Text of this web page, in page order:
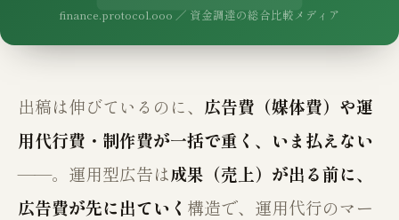
finance.protocol.ooo ／ 資金調達の総合比較メディア
出稿は伸びているのに、 広告費（媒体費）や運
用代行費・制作費が一括で重く、いま払えない
——。運用型広告は成果（売上）が出る前に、
広告費が先に出ていく 構造で、運用代行のマー